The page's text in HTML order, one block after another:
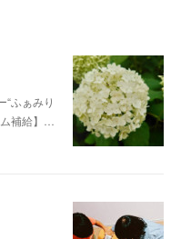
ふぁみり
補給】…